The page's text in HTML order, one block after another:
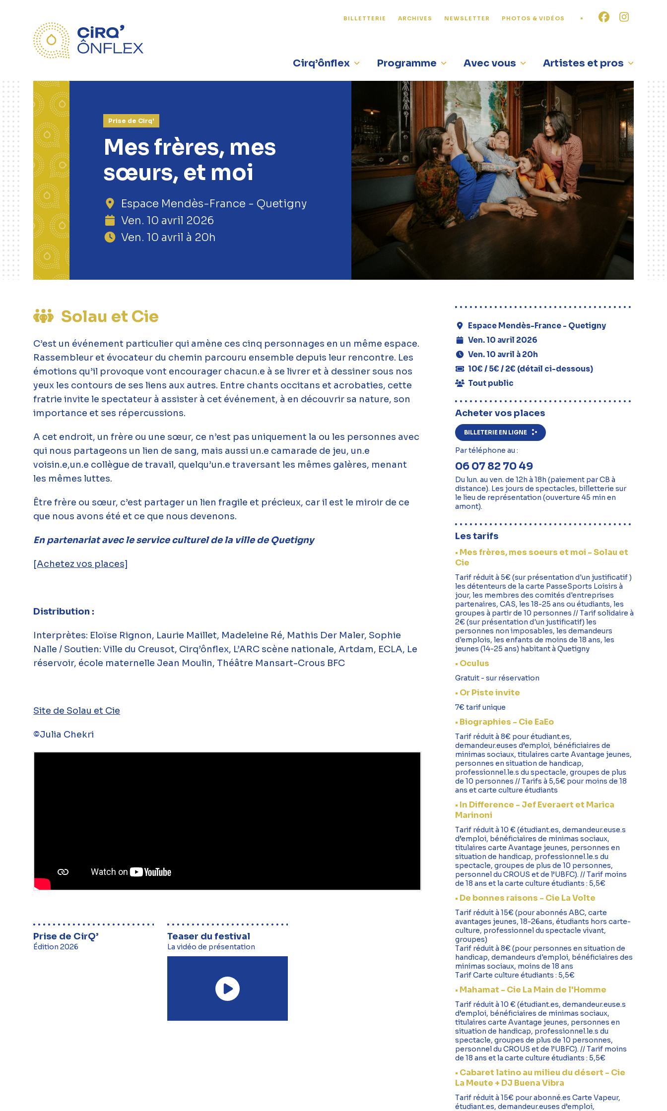
Cirq’ônflex Programme Avec vous Artistes et pros
BILLETTERIE ARCHIVES NEWSLETTER PHOTOS & VIDÉOS
Prise de Cirq'
Mes frères, mes
sœurs, et moi
Espace Mendès-France - Quetigny
Ven. 10 avril 2026
Ven. 10 avril à 20h
Solau et Cie
C’est un événement particulier qui amène ces cinq personnages en un même espace.
Rassembleur et évocateur du chemin parcouru ensemble depuis leur rencontre. Les
émotions qu’il provoque vont encourager chacun.e à se livrer et à dessiner sous nos
yeux les contours de ses liens aux autres. Entre chants occitans et acrobaties, cette
fratrie invite le spectateur à assister à cet événement, à en découvrir sa nature, son
importance et ses répercussions.
A cet endroit, un frère ou une sœur, ce n’est pas uniquement la ou les personnes avec
qui nous partageons un lien de sang, mais aussi un.e camarade de jeu, un.e
voisin.e,un.e collègue de travail, quelqu’un.e traversant les mêmes galères, menant
les mêmes luttes.
Être frère ou sœur, c’est partager un lien fragile et précieux, car il est le miroir de ce
que nous avons été et ce que nous devenons.
En partenariat avec le service culturel de la ville de Quetigny
[Achetez vos places]
Distribution :
Interprètes: Eloïse Rignon, Laurie Maillet, Madeleine Ré, Mathis Der Maler, Sophie
Nalle / Soutien: Ville du Creusot, Cirq’ônflex, L’ARC scène nationale, Artdam, ECLA, Le
réservoir, école maternelle Jean Moulin, Théâtre Mansart-Crous BFC
Site de Solau et Cie
©Julia Chekri
Prise de CirQ’
Édition 2026
Teaser du festival
La vidéo de présentation
Espace Mendès-France - Quetigny
Ven. 10 avril 2026
Ven. 10 avril à 20h
10€ / 5€ / 2€ (détail ci-dessous)
Tout public
Acheter vos places
BILLETERIE EN LIGNE
Par téléphone au :
06 07 82 70 49
Du lun. au ven. de 12h à 18h (paiement par CB à
distance). Les jours de spectacles, billetterie sur
le lieu de représentation (ouverture 45 min en
amont).
Les tarifs
• Mes frères, mes soeurs et moi - Solau et
Cie
Tarif réduit à 5€ (sur présentation d'un justificatif )
les détenteurs de la carte PasseSports Loisirs à
jour, les membres des comités d'entreprises
partenaires, CAS, les 18-25 ans ou étudiants, les
groupes à partir de 10 personnes // Tarif solidaire à
2€ (sur présentation d'un justificatif) les
personnes non imposables, les demandeurs
d'emplois, les enfants de moins de 18 ans, les
jeunes (14-25 ans) habitant à Quetigny
• Oculus
Gratuit - sur réservation
• Or Piste invite
7€ tarif unique
• Biographies - Cie EaEo
Tarif réduit à 8€ pour étudiant.es,
demandeur.euses d’emploi, bénéficiaires de
minimas sociaux, titulaires carte Avantage jeunes,
personnes en situation de handicap,
professionnel.le.s du spectacle, groupes de plus
de 10 personnes // Tarifs à 5,5€ pour moins de 18
ans et carte culture étudiants
• In Difference - Jef Everaert et Marica
Marinoni
Tarif réduit à 10 € (étudiant.es, demandeur.euse.s
d’emploi, bénéficiaires de minimas sociaux,
titulaires carte Avantage jeunes, personnes en
situation de handicap, professionnel.le.s du
spectacle, groupes de plus de 10 personnes,
personnel du CROUS et de l’UBFC). // Tarif moins
de 18 ans et la carte culture étudiants : 5,5€
• De bonnes raisons - Cie La Volte
Tarif réduit à 15€ (pour abonnés ABC, carte
avantages jeunes, 18-26ans, étudiants hors carte-
culture, professionnel du spectacle vivant,
groupes)
Tarif réduit à 8€ (pour personnes en situation de
handicap, demandeurs d'emploi, bénéficiaires des
minimas sociaux, moins de 18 ans
Tarif Carte culture étudiants : 5,5€
• Mahamat - Cie La Main de l'Homme
Tarif réduit à 10 € (étudiant.es, demandeur.euse.s
d’emploi, bénéficiaires de minimas sociaux,
titulaires carte Avantage jeunes, personnes en
situation de handicap, professionnel.le.s du
spectacle, groupes de plus de 10 personnes,
personnel du CROUS et de l’UBFC). // Tarif moins
de 18 ans et la carte culture étudiants : 5,5€
• Cabaret latino au milieu du désert - Cie
La Meute + DJ Buena Vibra
Tarif réduit à 15€ pour abonné.es Carte Vapeur,
étudiant.es, demandeur.euses d’emploi,